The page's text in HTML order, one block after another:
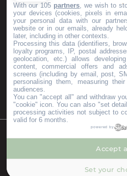
S'inscrire à la
Nos brochures
ESPACE PRO
GROUPES
PRESSE &
Je m'installe ici
©Copyright 2023
With our 105 partners , we wish to
your devices (cookies, pixels in
your personal data with our
website or in our emails, already
later, including in other contexts.
Processing this data (identifiers,
loyalty programs, IP, postal
geolocation, etc.) allows
content, commercial offers and
screens (including by email, post,
personalising them, measuring
audiences.
You can "accept all" and withdraw
"cookie" icon . You can also "set
processing activities not subject to
valid for 6 months.
powered by
Set your
Accept